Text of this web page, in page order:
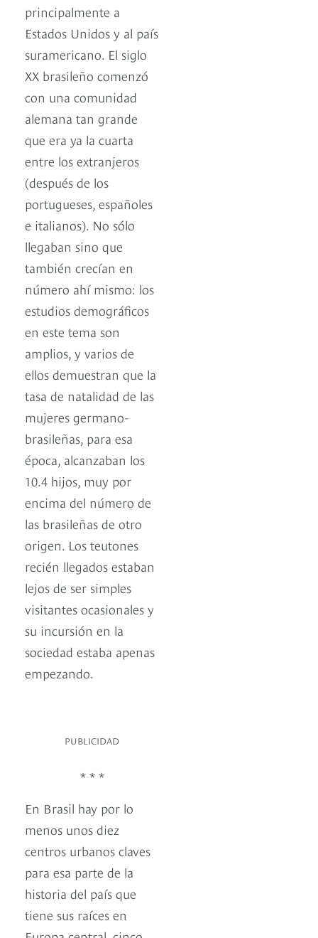
principalmente a
Estados Unidos y al país
suramericano. El siglo
XX brasileño comenzó
con una comunidad
alemana tan grande
que era ya la cuarta
entre los extranjeros
(después de los
portugueses, españoles
e italianos). No sólo
llegaban sino que
también crecían en
número ahí mismo: los
estudios demográficos
en este tema son
amplios, y varios de
ellos demuestran que la
tasa de natalidad de las
mujeres germano-
brasileñas, para esa
época, alcanzaban los
10.4 hijos, muy por
encima del número de
las brasileñas de otro
origen. Los teutones
recién llegados estaban
lejos de ser simples
visitantes ocasionales y
su incursión en la
sociedad estaba apenas
empezando.
PUBLICIDAD
* * *
En Brasil hay por lo
menos unos diez
centros urbanos claves
para esa parte de la
historia del país que
tiene sus raíces en